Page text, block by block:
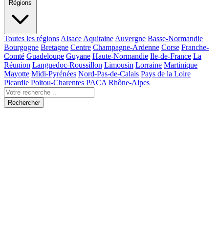
Régions
Toutes les régions Alsace Aquitaine Auvergne Basse-Normandie
Bourgogne Bretagne Centre Champagne-Ardenne Corse Franche-
Comté Guadeloupe Guyane Haute-Normandie Ile-de-France La
Réunion Languedoc-Roussillon Limousin Lorraine Martinique
Mayotte Midi-Pyrénées Nord-Pas-de-Calais Pays de la Loire
Picardie Poitou-Charentes PACA Rhône-Alpes
Rechercher